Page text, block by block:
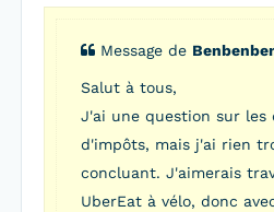
Message de
Salut à tous,
J'ai une question sur les
d'impôts, mais j'ai rien
concluant. J'aimerais
UberEat à vélo, donc